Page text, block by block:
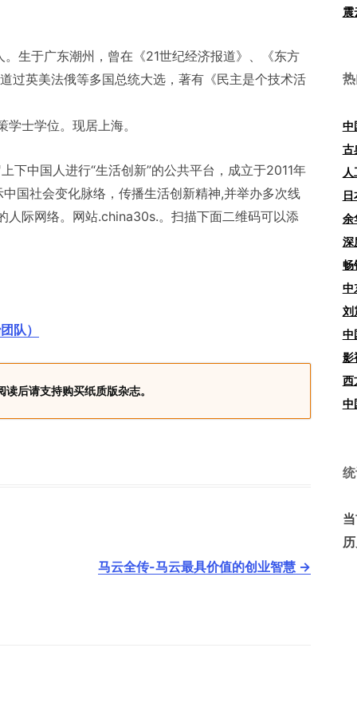
生于广东潮州，曾在《21世纪经济报道》、《东方
过英美法俄等多国总统大选，著有《民主是个技术活
士学位。现居上海。
下中国人进行“生活创新”的公共平台，成立于2011年
国社会变化脉络，传播生活创新精神,并举办多次线
人际网络。网站.china30s.。扫描下面二维码可以添
队）
后请支持购买纸质版杂志。
马云全传-马云最具价值的创业智慧 →
震
中
古
日
余
深
畅
中
刘
中
影
西
中